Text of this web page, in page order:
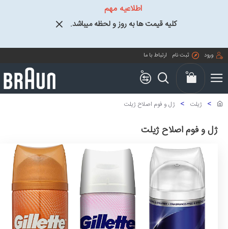
اطلاعیه مهم
کلیه قیمت ها به روز و لحظه میباشد.
ورود ثبت نام ارتباط با ما
0 0
ژیلت ژل و فوم اصلاح ژیلت
ژل و فوم اصلاح ژیلت